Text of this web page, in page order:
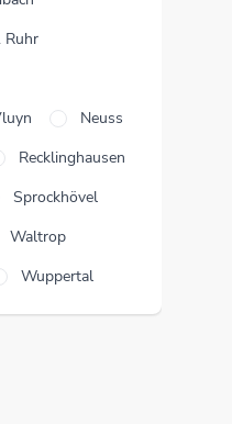
Ruhr
Neuss
Recklinghausen
Sprockhövel
Waltrop
Wuppertal